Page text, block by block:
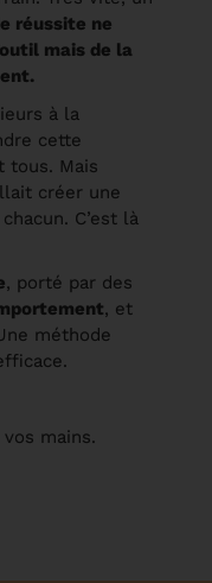
réussite ne
mais de la
à la
cette
tous. Mais
créer une
C’est là
, porté par des
, et
méthode
mains.